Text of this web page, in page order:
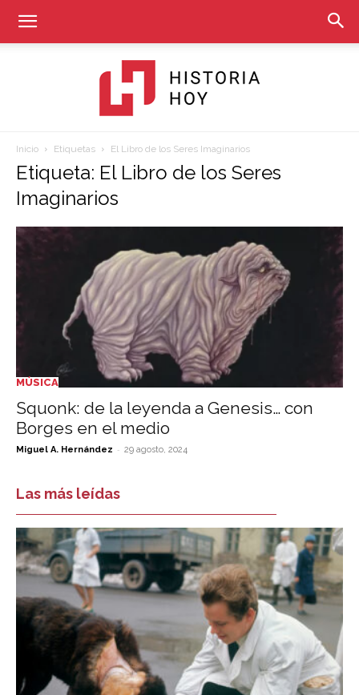
Historia
Hoy
Inicio Etiquetas El Libro de los Seres Imaginarios
Etiqueta: El Libro de los Seres
Imaginarios
MÚSICA
Squonk: de la leyenda a Genesis… con
Borges en el medio
Miguel A. Hernández - 29 agosto, 2024
Las más leídas